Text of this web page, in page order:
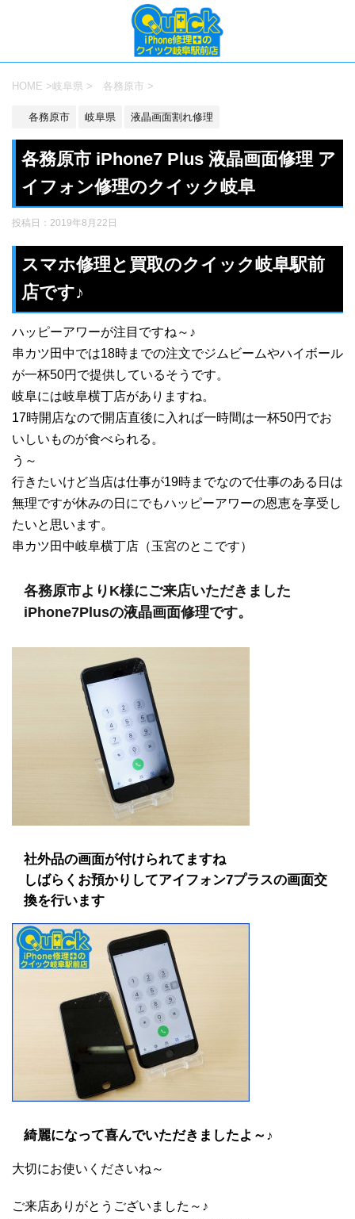
HOME >岐阜県 > 各務原市 >
各務原市 岐阜県 液晶画面割れ修理
各務原市 iPhone7 Plus 液晶画面修理 ア
イフォン修理のクイック岐阜
投稿日： 2019年8月22日
スマホ修理と買取のクイック岐阜駅前
店です♪
ハッピーアワーが注目ですね～♪
串カツ田中では18時までの注文でジムビームやハイボール
が一杯50円で提供しているそうです。
岐阜には岐阜横丁店がありますね。
17時開店なので開店直後に入れば一時間は一杯50円でお
いしいものが食べられる。
う～
行きたいけど当店は仕事が19時までなので仕事のある日は
無理ですが休みの日にでもハッピーアワーの恩恵を享受し
たいと思います。
串カツ田中岐阜横丁店（玉宮のとこです）
各務原市よりK様にご来店いただきました
iPhone7Plusの液晶画面修理です。
社外品の画面が付けられてますね
しばらくお預かりしてアイフォン7プラスの画面交
換を行います
綺麗になって喜んでいただきましたよ～♪
大切にお使いくださいね～
ご来店ありがとうございました～♪